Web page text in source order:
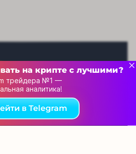
капперов
с нами
на крипте с лучшими?
трейдера №1 —
аналитика!
в Telegram